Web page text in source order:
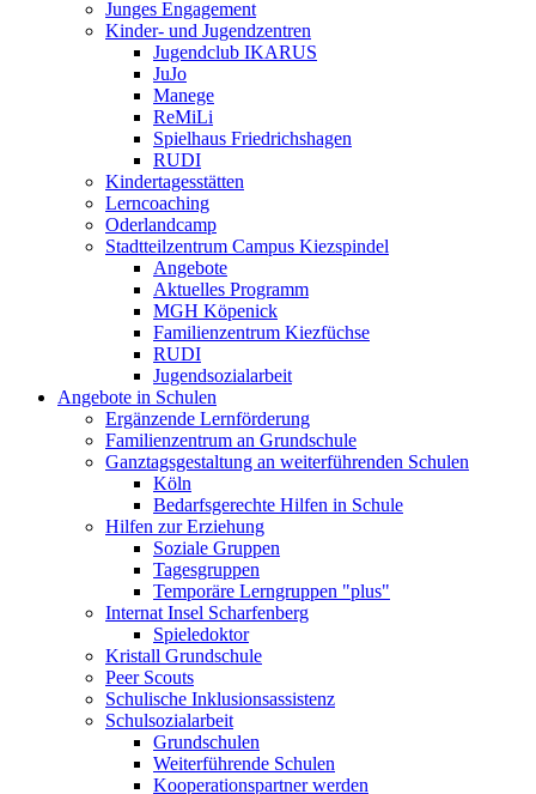
Junges Engagement
Kinder- und Jugendzentren
Jugendclub IKARUS
JuJo
Manege
ReMiLi
Spielhaus Friedrichshagen
RUDI
Kindertagesstätten
Lerncoaching
Oderlandcamp
Stadtteilzentrum Campus Kiezspindel
Angebote
Aktuelles Programm
MGH Köpenick
Familienzentrum Kiezfüchse
RUDI
Jugendsozialarbeit
Angebote in Schulen
Ergänzende Lernförderung
Familienzentrum an Grundschule
Ganztagsgestaltung an weiterführenden Schulen
Köln
Bedarfsgerechte Hilfen in Schule
Hilfen zur Erziehung
Soziale Gruppen
Tagesgruppen
Temporäre Lerngruppen "plus"
Internat Insel Scharfenberg
Spieledoktor
Kristall Grundschule
Peer Scouts
Schulische Inklusionsassistenz
Schulsozialarbeit
Grundschulen
Weiterführende Schulen
Kooperationspartner werden